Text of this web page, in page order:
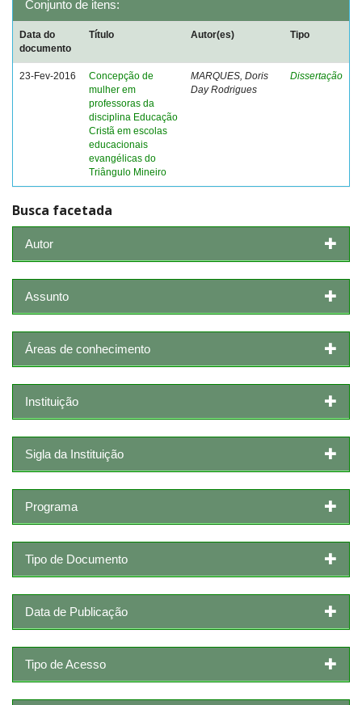
Conjunto de itens:
Data do
documento
Título Autor(es) Tipo
23-Fev-2016
Concepção de
mulher em
professoras da
disciplina Educação
Cristã em escolas
educacionais
evangélicas do
Triângulo Mineiro
MARQUES, Doris
Day Rodrigues
Dissertação
Busca facetada
Autor
Assunto
Áreas de conhecimento
Instituição
Sigla da Instituição
Programa
Tipo de Documento
Data de Publicação
Tipo de Acesso